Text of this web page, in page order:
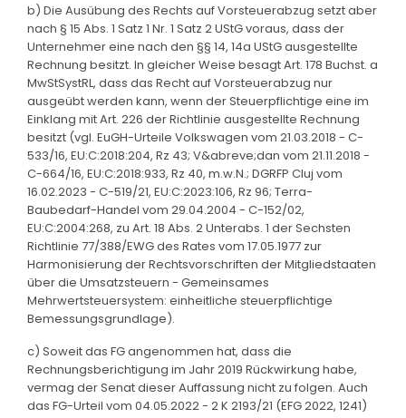
b) Die Ausübung des Rechts auf Vorsteuerabzug setzt aber
nach § 15 Abs. 1 Satz 1 Nr. 1 Satz 2 UStG voraus, dass der
Unternehmer eine nach den §§ 14, 14a UStG ausgestellte
Rechnung besitzt. In gleicher Weise besagt Art. 178 Buchst. a
MwStSystRL, dass das Recht auf Vorsteuerabzug nur
ausgeübt werden kann, wenn der Steuerpflichtige eine im
Einklang mit Art. 226 der Richtlinie ausgestellte Rechnung
besitzt (vgl. EuGH-Urteile Volkswagen vom 21.03.2018 - C-
533/16, EU:C:2018:204, Rz 43; V&abreve;dan vom 21.11.2018 -
C-664/16, EU:C:2018:933, Rz 40, m.w.N.; DGRFP Cluj vom
16.02.2023 - C-519/21, EU:C:2023:106, Rz 96; Terra-
Baubedarf-Handel vom 29.04.2004 - C-152/02,
EU:C:2004:268, zu Art. 18 Abs. 2 Unterabs. 1 der Sechsten
Richtlinie 77/388/EWG des Rates vom 17.05.1977 zur
Harmonisierung der Rechtsvorschriften der Mitgliedstaaten
über die Umsatzsteuern - Gemeinsames
Mehrwertsteuersystem: einheitliche steuerpflichtige
Bemessungsgrundlage).
c) Soweit das FG angenommen hat, dass die
Rechnungsberichtigung im Jahr 2019 Rückwirkung habe,
vermag der Senat dieser Auffassung nicht zu folgen. Auch
das FG-Urteil vom 04.05.2022 - 2 K 2193/21 (EFG 2022, 1241)